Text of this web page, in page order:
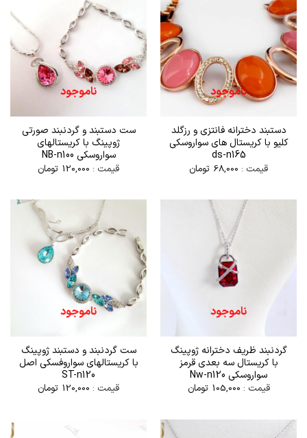
ناموجود
دستبند دخترانه فانتزی و رزگلد
کلیو با کریستال های سواروسکی
ds-n165
قیمت : 68,000 تومان
ناموجود
ست دستبند و گردنبند صورتی
ژوپینگ با کریستالهای
سواروسکی NB-n100
قیمت : 120,000 تومان
ناموجود
گردنبند ظریف دخترانه ژوپینگ
با کریستال سه بعدی قرمز
سواروسکی Nw-n120
قیمت : 105,000 تومان
ناموجود
ست گردنبند و دستبند ژوپینگ
با کریستالهای سواروفسکی اصل
ST-n120
قیمت : 120,000 تومان